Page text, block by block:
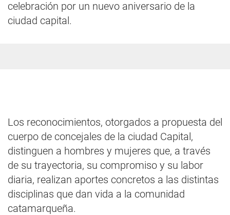
celebración por un nuevo aniversario de la
ciudad capital.
Los reconocimientos, otorgados a propuesta del
cuerpo de concejales de la ciudad Capital,
distinguen a hombres y mujeres que, a través
de su trayectoria, su compromiso y su labor
diaria, realizan aportes concretos a las distintas
disciplinas que dan vida a la comunidad
catamarqueña.